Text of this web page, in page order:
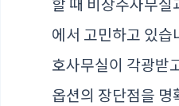
할 때 비상주사무실
에서 고민하고 있습
호사무실이 각광받
옵션의 장단점을 명